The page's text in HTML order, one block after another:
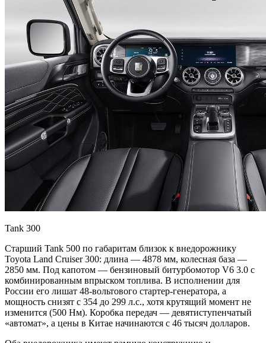
Tank 300
Старший Tank 500 по габаритам близок к внедорожнику
Toyota Land Cruiser 300: длина — 4878 мм, колесная база —
2850 мм. Под капотом — бензиновый битурбомотор V6 3.0 с
комбинированным впрыском топлива. В исполнении для
России его лишат 48-вольтового стартер-генератора, а
мощность снизят с 354 до 299 л.с., хотя крутящий момент не
изменится (500 Нм). Коробка передач — девятиступенчатый
«автомат», а цены в Китае начинаются с 46 тысяч долларов.